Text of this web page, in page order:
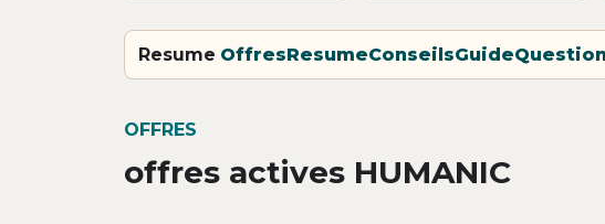
Resume OffresResumeConseilsGuide
OFFRES
offres actives HUMANIC